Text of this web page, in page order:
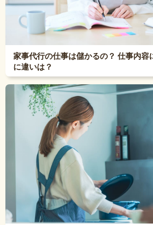
家事代行の仕事は儲かるの？ 仕事内容
に違いは？